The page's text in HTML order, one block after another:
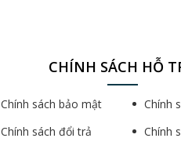
CHÍNH SÁCH HỖ
Chính sách bảo mật
Chính
Chính sách đổi trả
Chính